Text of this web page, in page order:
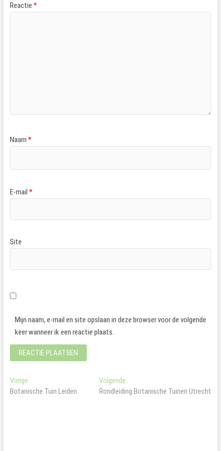
Reactie *
Naam *
E-mail *
Site
Mijn naam, e-mail en site opslaan in deze browser voor de volgende
keer wanneer ik een reactie plaats.
Bericht
navigatie
VorigeVorig
bericht:
Botanische Tuin Leiden
Volgende
bericht:
Rondleiding Botanische Tuinen Utrecht